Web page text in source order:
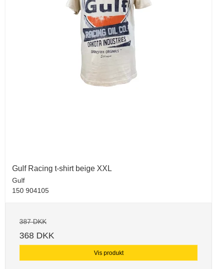
Gulf Racing t-shirt beige XXL
Gulf
150 904105
387 DKK
368 DKK
Vis produkt